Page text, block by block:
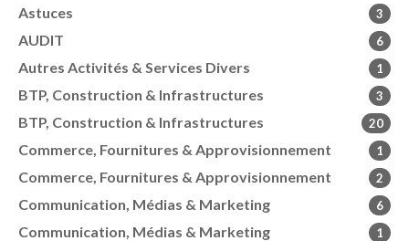
Astuces 3
AUDIT 6
Autres Activités & Services Divers 1
BTP, Construction & Infrastructures 3
BTP, Construction & Infrastructures 20
Commerce, Fournitures & Approvisionnement 1
Commerce, Fournitures & Approvisionnement 2
Communication, Médias & Marketing 6
Communication, Médias & Marketing 1